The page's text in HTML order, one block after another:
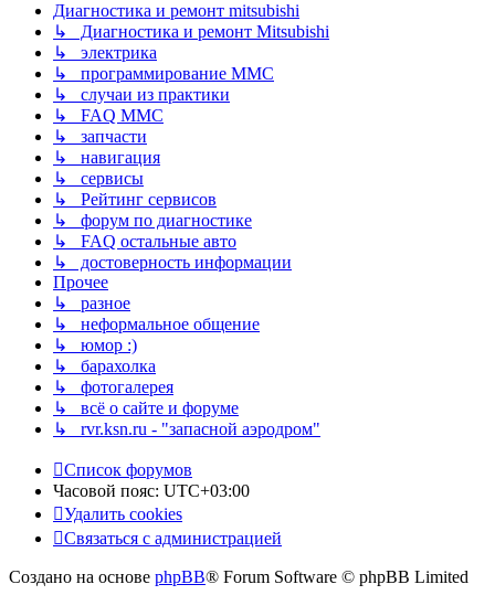
Диагностика и ремонт mitsubishi
↳ Диагностика и ремонт Mitsubishi
↳ электрика
↳ программирование MMC
↳ случаи из практики
↳ FAQ MMC
↳ запчасти
↳ навигация
↳ сервисы
↳ Рейтинг сервисов
↳ форум по диагностике
↳ FAQ остальные авто
↳ достоверность информации
Прочее
↳ разное
↳ неформальное общение
↳ юмор :)
↳ барахолка
↳ фотогалерея
↳ всё о сайте и форуме
↳ rvr.ksn.ru - "запасной аэродром"
Список форумов
Часовой пояс: UTC+03:00
Удалить cookies
Связаться с администрацией
Создано на основе phpBB® Forum Software © phpBB Limited